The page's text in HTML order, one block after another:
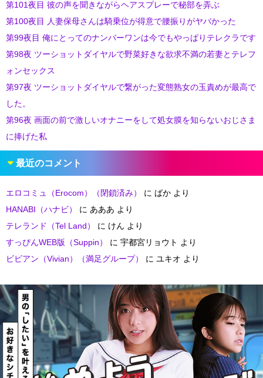
第101夜目 彼の声を聞きながらヘアスプレーで秘部を弄ぶ
第100夜目 人妻保母さんは騎乗位が得意で腰振りがヤバかった
第99夜目 俺にとってのナンバーワンは今でもやっぱりテレクラです
第98夜 ツーショットダイヤルで野菜好きな欲求不満の若妻とテレフ
ォンセックス
第97夜 ツーショットダイヤルで繋がった変態熟女の玉責めが最高で
した。
第96夜 画面の前で激しいオナニーをして処女膜を知らないおじさま
に捧げた私
最近のコメント
エロコミュ（Erocom）（閉鎖済み） に ばか より
HANABI（ハナビ）
に あああ より
テレランド（Tel Land）
に けん より
すっぴんWEB版（Suppin）
に 宇都宮リョウト より
ビビアン（Vivian）（満足グループ）
に ユキオ より